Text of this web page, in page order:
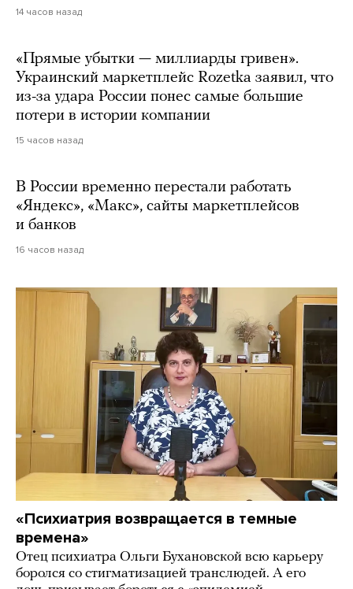
14 часов назад
«Прямые убытки — миллиарды гривен».
Украинский маркетплейс Rozetka заявил, что
из-за удара России понес самые большие
потери в истории компании
15 часов назад
В России временно перестали работать
«Яндекс», «Макс», сайты маркетплейсов
и банков
16 часов назад
«Психиатрия возвращается в темные
времена»
Отец психиатра Ольги Бухановской всю карьеру
боролся со стигматизацией транслюдей. А его